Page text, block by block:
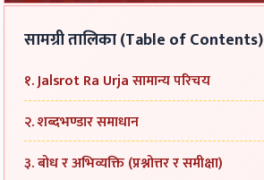
सामग्री तालिका (Table of Contents)
१. Jalsrot Ra Urja सामान्य परिचय
२. शब्दभण्डार समाधान
३. बोध र अभिव्यक्ति (प्रश्नोत्तर र समीक्षा)
a
t
i
o
n
t
a
t
i
o
n
a
t
i
o
n
a
t
i
o
n